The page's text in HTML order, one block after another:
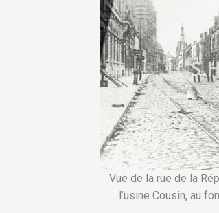
Vue de la rue de la
l’usine Cousin, au